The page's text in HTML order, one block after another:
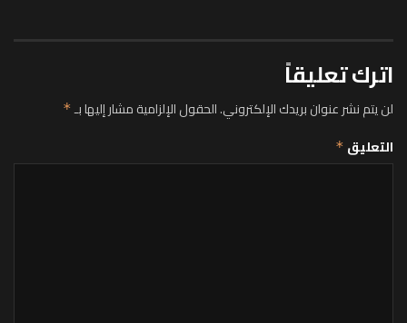
اترك تعليقاً
لن يتم نشر عنوان بريدك الإلكتروني.الحقول الإلزامية مشار إليها بـ*
التعليق *